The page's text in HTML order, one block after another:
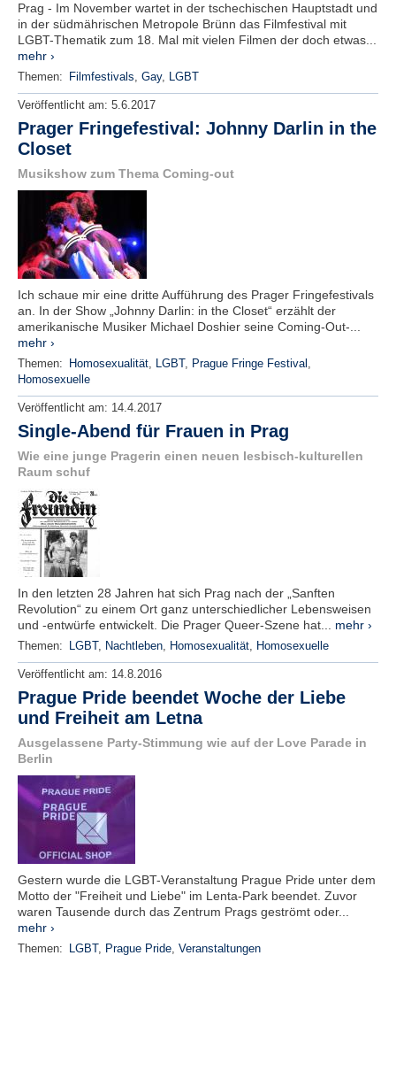
Prag - Im November wartet in der tschechischen Hauptstadt und
in der südmährischen Metropole Brünn das Filmfestival mit
LGBT-Thematik zum 18. Mal mit vielen Filmen der doch etwas...
mehr ›
Themen: Filmfestivals, Gay, LGBT
Veröffentlicht am: 5.6.2017
Prager Fringefestival: Johnny Darlin in the
Closet
Musikshow zum Thema Coming-out
Ich schaue mir eine dritte Aufführung des Prager Fringefestivals
an. In der Show „Johnny Darlin: in the Closet“ erzählt der
amerikanische Musiker Michael Doshier seine Coming-Out-...
mehr ›
Themen: Homosexualität, LGBT , Prague Fringe Festival ,
Homosexuelle
Veröffentlicht am: 14.4.2017
Single-Abend für Frauen in Prag
Wie eine junge Pragerin einen neuen lesbisch-kulturellen
Raum schuf
In den letzten 28 Jahren hat sich Prag nach der „Sanften
Revolution“ zu einem Ort ganz unterschiedlicher Lebensweisen
und -entwürfe entwickelt. Die Prager Queer-Szene hat... mehr ›
Themen: LGBT , Nachtleben, Homosexualität, Homosexuelle
Veröffentlicht am: 14.8.2016
Prague Pride beendet Woche der Liebe
und Freiheit am Letna
Ausgelassene Party-Stimmung wie auf der Love Parade in
Berlin
Gestern wurde die LGBT-Veranstaltung Prague Pride unter dem
Motto der "Freiheit und Liebe" im Lenta-Park beendet. Zuvor
waren Tausende durch das Zentrum Prags geströmt oder...
mehr ›
Themen: LGBT , Prague Pride, Veranstaltungen